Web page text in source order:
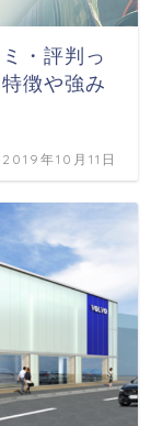
・評判っ
徴や強み
2019年10月11日